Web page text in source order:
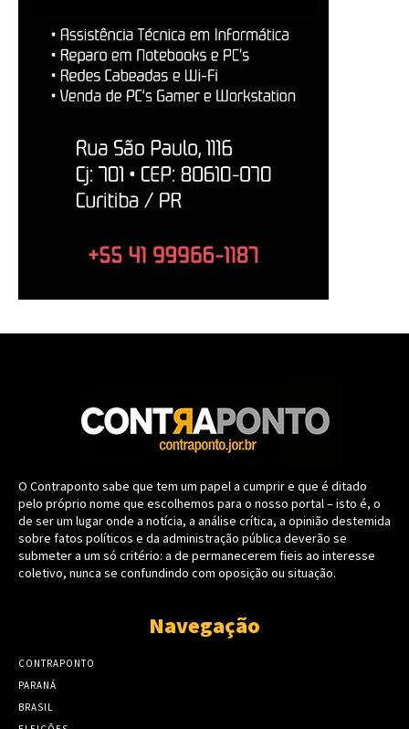
O Contraponto sabe que tem um papel a cumprir e que é ditado
pelo próprio nome que escolhemos para o nosso portal – isto é, o
de ser um lugar onde a notícia, a análise crítica, a opinião destemida
sobre fatos políticos e da administração pública deverão se
submeter a um só critério: a de permanecerem fieis ao interesse
coletivo, nunca se confundindo com oposição ou situação.
Navegação
CONTRAPONTO
PARANÁ
BRASIL